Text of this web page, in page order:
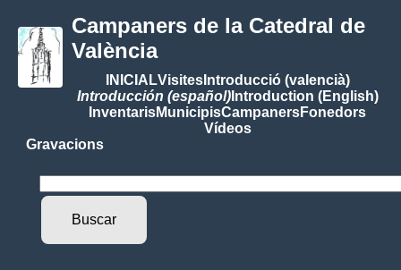
Campaners de la Catedral de
València
INICIALVisitesIntroducció (valencià)
Introducción (español)Introduction (English)
InventarisMunicipisCampanersFonedors
Vídeos
Gravacions